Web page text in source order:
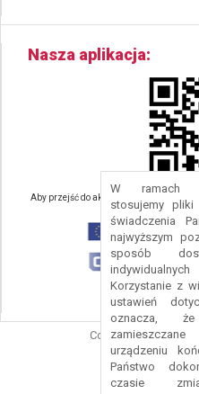
W ramach
stosujemy
świadczenia
najwyższym
sposób
Korzystanie z
ustawień
oznacza,
urządzeniu
Państwo
czasie
Nasza aplikacja
Aby przejść do aktualności związanych
Strefa Turysty -
Copyright © 2016
Projekt i